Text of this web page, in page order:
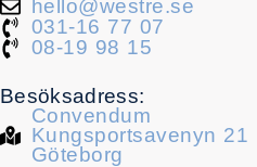
hello@westre.se
031-16 77 07
08-19 98 15
Besöksadress:
Convendum
Kungsportsavenyn 21
Göteborg